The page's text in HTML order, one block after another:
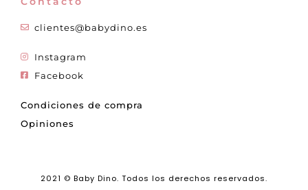
clientes@babydino.es
Instagram
Facebook
Condiciones de compra
Opiniones
2021 © Baby Dino. Todos los derechos reservados.